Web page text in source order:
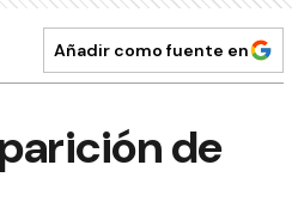
Añadir como fuente en
de